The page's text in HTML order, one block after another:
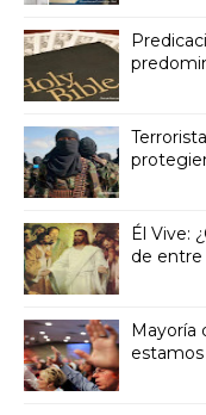
Él Vive:
de
Mayoría